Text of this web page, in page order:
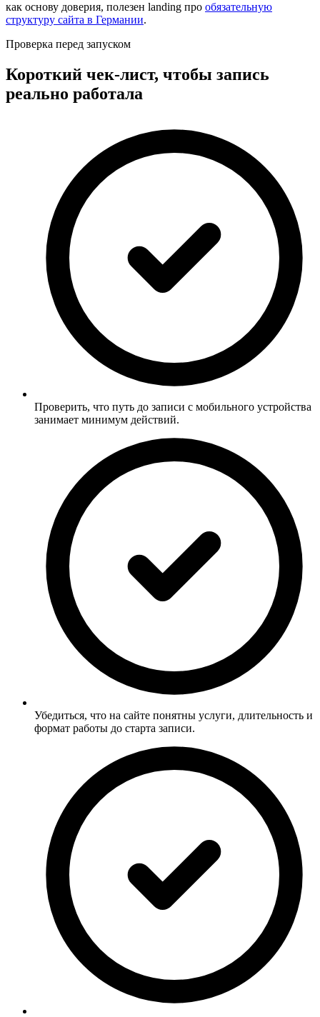
как основу доверия, полезен landing про обязательную
структуру сайта в Германии.
Проверка перед запуском
Короткий чек-лист, чтобы запись
реально работала
Проверить, что путь до записи с мобильного устройства
занимает минимум действий.
Убедиться, что на сайте понятны услуги, длительность и
формат работы до старта записи.